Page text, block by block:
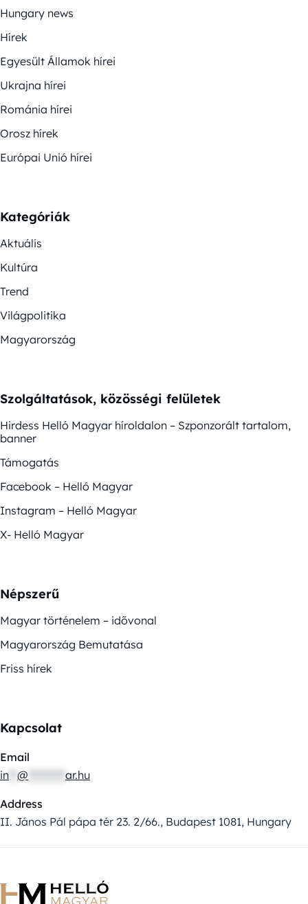
Hungary news
Hírek
Egyesült Államok hírei
Ukrajna hírei
Románia hírei
Orosz hírek
Európai Unió hírei
Kategóriák
Aktuális
Kultúra
Trend
Világpolitika
Magyarország
Szolgáltatások, közösségi felületek
Hirdess Helló Magyar híroldalon – Szponzorált tartalom,
banner
Támogatás
Facebook – Helló Magyar
Instagram – Helló Magyar
X- Helló Magyar
Népszerű
Magyar történelem – idővonal
Magyarország Bemutatása
Friss hírek
Kapcsolat
Email
in @ ar.hu
Address
II. János Pál pápa tér 23. 2/66., Budapest 1081, Hungary